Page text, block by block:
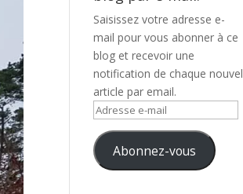
Saisissez votre adresse e-
mail pour vous abonner à ce
blog et recevoir une
notification de chaque nouvel
article par email.
Adresse
mail Abonnez-vous